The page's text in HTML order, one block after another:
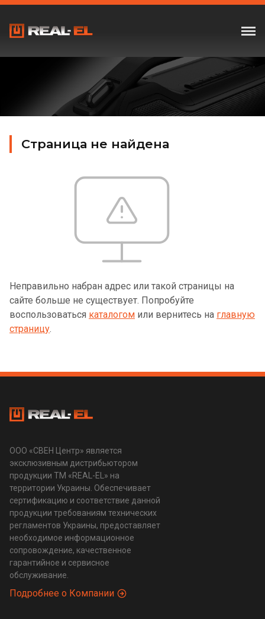
Страница не найдена
Неправильно набран адрес или такой страницы на
сайте больше не существует. Попробуйте
воспользоваться каталогом или вернитесь на главную
страницу.
ООО «СВЕН Центр» является
эксклюзивным дистрибьютором
продукции ТМ «REAL-EL» на
территории Украины. Обеспечивает
сертификацию и соответствие данной
продукции требованиям технических
регламентов Украины, предоставляет
необходимое информационное
сопровождение, качественное
гарантийное и сервисное
обслуживание.
Подробнее о Компании